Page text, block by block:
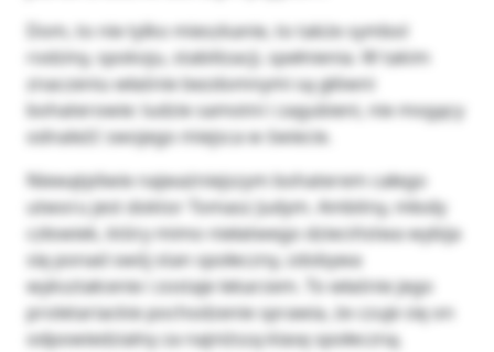
Dom, to nie tylko mieszkanie, to także symbol
rodziny, spokoju, stabilizacji, spełnienia. W takim
znaczeniu właśnie bezdomnymi są główni
bohaterowie: ludzie samotni i zagubieni, nie mogący
odnaleźć swojego miejsca w świecie.
Niewątpliwie najważniejszym bohaterem całego
utworu jest doktor Tomasz Judym. Ambitny, młody
człowiek, który mimo niełatwego dzieciństwa wybija
się ponad swój stan społeczny, zdobywa
wykształcenie i zostaje lekarzem. To właśnie jego
proletariackie pochodzenie sprawia, że czuje się on
odpowiedzialny za najniższą klasę społeczną.